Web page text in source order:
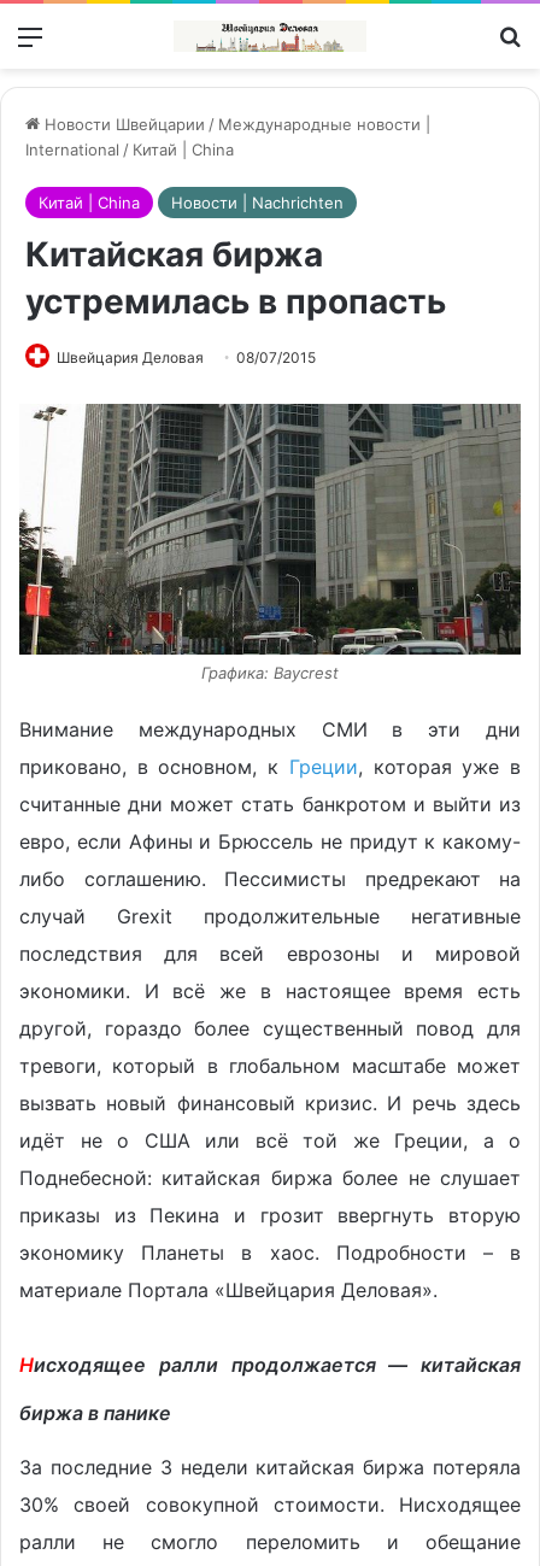
Меню
Новости Швейцарии / Международные новости |
International / Китай | China
Китай | China Новости | Nachrichten
Китайская биржа
устремилась в пропасть
Швейцария Деловая 08/07/2015
Графика: Baycrest
Внимание международных СМИ в эти дни
приковано, в основном, к Греции, которая уже в
считанные дни может стать банкротом и выйти из
евро, если Афины и Брюссель не придут к какому-
либо соглашению. Пессимисты предрекают на
случай Grexit продолжительные негативные
последствия для всей еврозоны и мировой
экономики. И всё же в настоящее время есть
другой, гораздо более существенный повод для
тревоги, который в глобальном масштабе может
вызвать новый финансовый кризис. И речь здесь
идёт не о США или всё той же Греции, а о
Поднебесной: китайская биржа более не слушает
приказы из Пекина и грозит ввергнуть вторую
экономику Планеты в хаос. Подробности – в
материале Портала «Швейцария Деловая».
Нисходящее ралли продолжается — китайская
биржа в панике
За последние 3 недели китайская биржа потеряла
30% своей совокупной стоимости. Нисходящее
ралли не смогло переломить и обещание